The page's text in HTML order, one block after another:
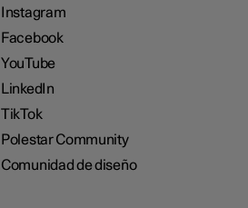
Instagram
Facebook
YouTube
LinkedIn
TikTok
Polestar Community
Comunidad de diseño